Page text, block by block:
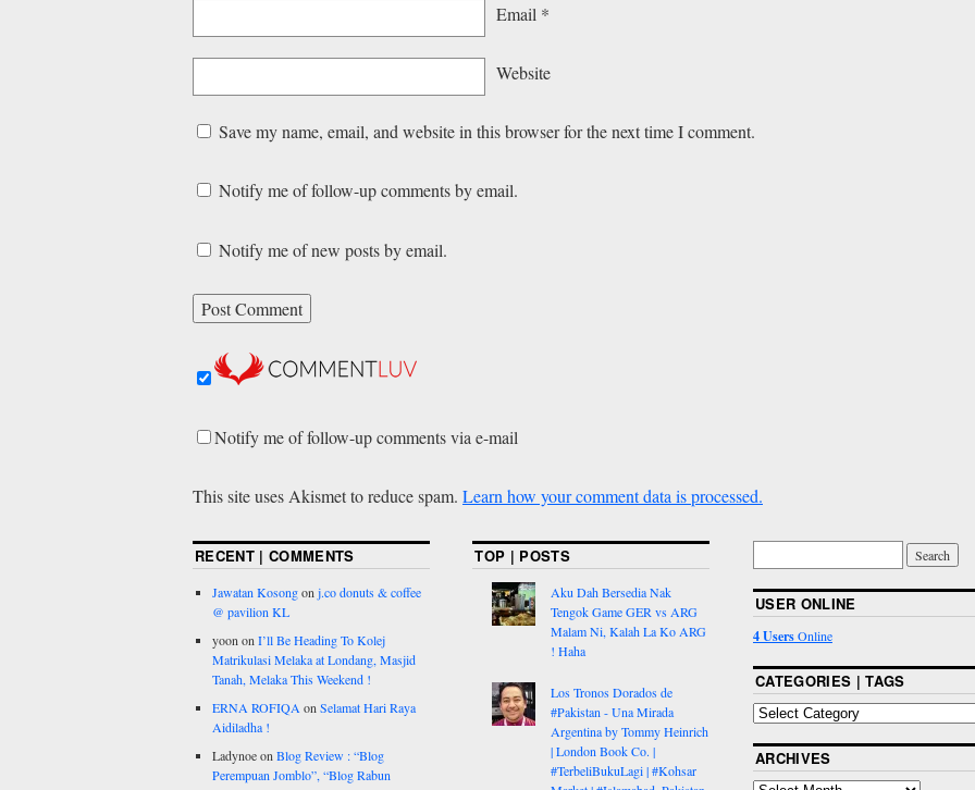
Email *
Website
Save my name, email, and website in this browser for the next time I comment.
Notify me of follow-up comments by email.
Notify me of new posts by email.
Notify me of follow-up comments via e-mail
This site uses Akismet to reduce spam. Learn how your comment data is processed.
RECENT | COMMENTS
Jawatan Kosongon j.co donuts & coffee
@ pavilion KL
yoon on I’ll Be Heading To Kolej
Matrikulasi Melaka at Londang, Masjid
Tanah, Melaka This Weekend !
ERNA ROFIQA on Selamat Hari Raya
Aidiladha !
Ladynoeon Blog Review : “Blog
Perempuan Jomblo”, “Blog Rabun
TOP | POSTS
Aku Dah Bersedia Nak
Tengok Game GER vs ARG
Malam Ni, Kalah La Ko ARG
! Haha
Los Tronos Dorados de
#Pakistan - Una Mirada
Argentina by Tommy Heinrich
| London Book Co. |
#TerbeliBukuLagi | #Kohsar
USER ONLINE
4 UsersOnline
CATEGORIES | TAGS
ARCHIVES